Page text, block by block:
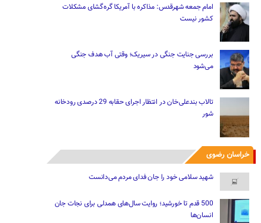
امام جمعه شهرقدس: مذاکره با آمریکا گره‌گشای مشکلات
کشور نیست
بررسی جنایت جنگی در سیریک؛ وقتی آب هدف جنگی
می‌شود
تالاب بندعلی‌خان در انتظار اجرای حقابه 29 درصدی رودخانه
شور
خراسان رضوی
شهید سلامی خود را جان فدای مردم می‌دانست
500 قدم تا خورشید؛ روایت سال‌های همدلی برای نجات جان
انسان‌ها